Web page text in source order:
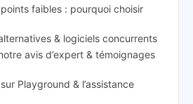
faibles : pourquoi choisir
& logiciels concurrents
avis d’expert & témoignages
Playground & l’assistance